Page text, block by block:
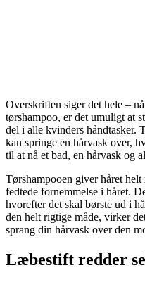
Overskriften siger det hele –
tørshampoo, er det umuligt at
del i alle kvinders håndtasker.
kan springe en hårvask over,
til at nå et bad, en hårvask og
Tørshampooen giver håret
fedtede fornemmelse i håret.
hvorefter det skal børste ud i
den helt rigtige måde, virker
sprang din hårvask over den
Læbestift redder